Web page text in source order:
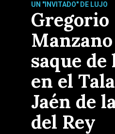
UN "INVITADO" DE LUJO
Gregorio
saque
en el
Jaén de
del Rey